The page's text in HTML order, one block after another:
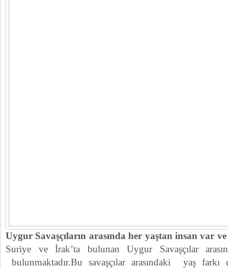
Uygur Savaşçıların arasında her yaştan insan var
Suriye ve İrak’ta bulunan Uygur Savaşçılar
bulunmaktadır.Bu savaşçılar arasındaki yaş